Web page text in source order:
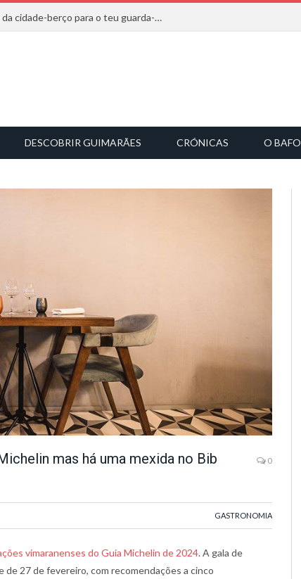
20 marcas que saem diretamente da cidade-berço para o teu guarda-roupa
DESCOBRIR GUIMARÃES CRÓNICAS O BAFO
mas há uma mexida no Bib
0
GASTRONOMIA
vimaranenses do Guia Michelin de 2024. A gala de
27 de fevereiro, com recomendações a cinco